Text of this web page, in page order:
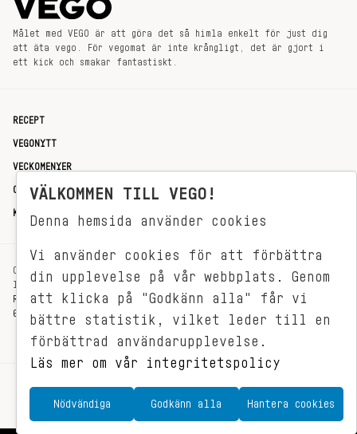
Målet med VEGO är att göra det så himla enkelt för just dig
att äta vego. För vegomat är inte krångligt, det är gjort i
ett kick och smakar fantastiskt.
RECEPT
VEGONYTT
VECKOMENYER
OM OSS
KONTAKT
OXENSTIERNSGATAN 33
114 27 STOCKHOLM
REDAKTIONEN@VEGOMAGASINET.SE
08-799 62 01
VÄLKOMMEN TILL VEGO!
Denna hemsida använder cookies
Vi använder cookies för att förbättra
din upplevelse på vår webbplats. Genom
att klicka på "Godkänn alla" får vi
bättre statistik, vilket leder till en
förbättrad användarupplevelse.
Läs mer om vår integritetspolicy
Nödvändiga Godkänn alla Hantera cookies